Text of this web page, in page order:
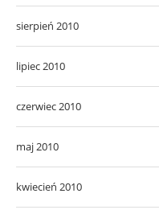
sierpień 2010
lipiec 2010
czerwiec 2010
maj 2010
kwiecień 2010